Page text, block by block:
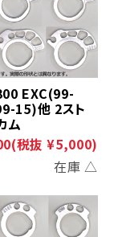
EXC(99-
15)他 2スト
ム
(税抜 ¥5,000)
在庫 △